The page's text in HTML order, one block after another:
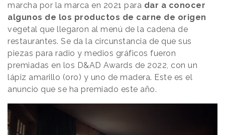
marcha por la marca en 2021 para dar a conocer
algunos de los productos de carne de origen
vegetal que llegaron al menú de la cadena de
restaurantes. Se da la circunstancia de que sus
piezas para radio y medios gráficos fueron
premiadas en los D&AD Awards de 2022, con un
lápiz amarillo (oro) y uno de madera. Este es el
anuncio que se ha premiado este año.